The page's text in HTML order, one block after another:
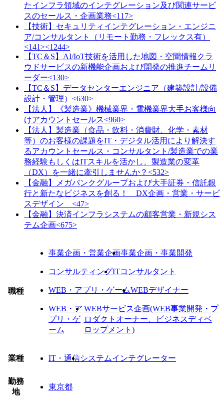
たインフラ領域のインテグレーション及び関連サービ
スのセールス・企画業務<117>
【技術】セキュリティインテグレーション・エンジニ
ア/コンサルタント（リモート勤務・フレックス有）
<141><1244>
【TC＆S】AI/IoT技術を活用した地図・空間情報クラ
ウドサービスの新機能企画および開発の推進チームリ
ーダー<130>
【TC＆S】データセンターエンジニア（建築設計/設備
設計・管理）<630>
【法人】《製造業》機械業界・電機業界大手お客様向
けアカウントセールス<960>
【法人】製造業（食品・飲料・消費財、化学・素材
等）のお客様の課題をIT・デジタル活用により解決す
るアカウントセールス・コンサルタント/製造業での業
務経験もしくはITスキルを活かし、製造業の変革
（DX）を一緒に牽引しませんか？<532>
【金融】メガバンクグループおよび大手証券・信託銀
行と新たなビジネスを創る！ DX企画・営業・サービ
スデザイン <47>
【金融】決済インフラシステムの顧客営業・新規シス
テム企画<675>
職種
事業企画・営業企画事業企画・事業開発
コンサルティングITコンサルタント
WEB・アプリ・ゲームWEBデザイナー
WEB・ア
プリ・ゲ
ーム
WEBサービス企画(WEB事業開発・プ
ロダクトオーナー、ビジネスディベ
ロップメント)
業種 IT・通信システムインテグレーター
勤務
地
東京都